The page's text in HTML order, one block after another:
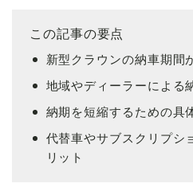
この記事の要点
新型クラウンの納車期間
地域やディーラーによる
納期を短縮するための具
代替車やサブスクリプシ
リット